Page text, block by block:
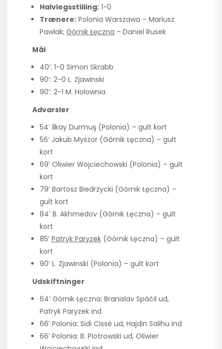
Halvlegsstilling: 1-0
Trænere: Polonia Warszawa – Mariusz
Pawlak; Górnik Łęczna – Daniel Rusek
Mål
40’: 1-0 Simon Skrabb
90’: 2-0 L. Zjawinski
90’: 2-1 M. Holownia
Advarsler
54’ İlkay Durmuş (Polonia) – gult kort
56’ Jakub Myszor (Górnik Łęczna) – gult
kort
69’ Oliwier Wojciechowski (Polonia) – gult
kort
79’ Bartosz Biedrzycki (Górnik Łęczna) –
gult kort
84’ B. Akhmedov (Górnik Łęczna) – gult
kort
85’ Patryk Paryzek (Górnik Łęczna) – gult
kort
90’ L. Zjawinski (Polonia) – gult kort
Udskiftninger
64’ Górnik Łęczna: Branislav Spáčil ud,
Patryk Paryzek ind
66’ Polonia: Sidi Cissé ud, Hajdin Salihu ind
66’ Polonia: B. Piotrowski ud, Oliwier